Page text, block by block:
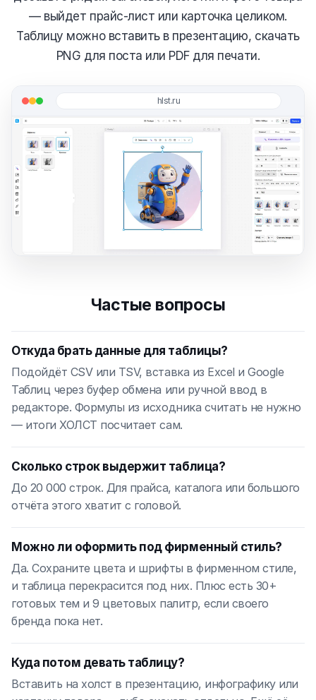
— выйдет прайс-лист или карточка целиком.
Таблицу можно вставить в презентацию, скачать
PNG для поста или PDF для печати.
hlst.ru
Частые вопросы
Откуда брать данные для таблицы?
Подойдёт CSV или TSV, вставка из Excel и Google
Таблиц через буфер обмена или ручной ввод в
редакторе. Формулы из исходника считать не нужно
— итоги ХОЛСТ посчитает сам.
Сколько строк выдержит таблица?
До 20 000 строк. Для прайса, каталога или большого
отчёта этого хватит с головой.
Можно ли оформить под фирменный стиль?
Да. Сохраните цвета и шрифты в фирменном стиле,
и таблица перекрасится под них. Плюс есть 30+
готовых тем и 9 цветовых палитр, если своего
бренда пока нет.
Куда потом девать таблицу?
Вставить на холст в презентацию, инфографику или